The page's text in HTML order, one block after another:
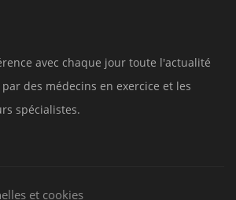
avec chaque jour toute l'actualité
des médecins en exercice et les
spécialistes.
et cookies